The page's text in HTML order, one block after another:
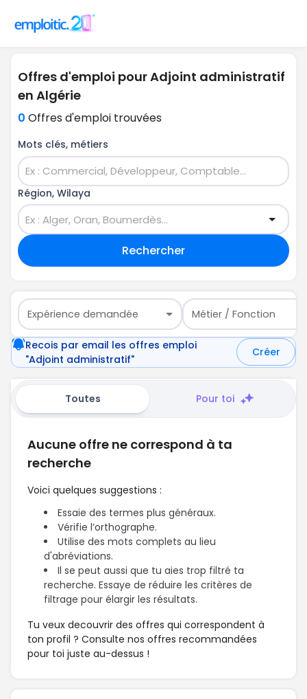
Offres d'emploi pour Adjoint administratif
en Algérie
0 Offres d'emploi trouvées
Mots clés, métiers
Région, Wilaya
Rechercher
Expérience demandée Métier / Fonction
Recois par email les offres emploi
"Adjoint administratif"
Créer
Toutes Pour toi
Aucune offre ne correspond à ta
recherche
Voici quelques suggestions :
Essaie des termes plus généraux.
Vérifie l’orthographe.
Utilise des mots complets au lieu
d'abréviations.
Il se peut aussi que tu aies trop filtré ta
recherche. Essaye de réduire les critères de
filtrage pour élargir les résultats.
Tu veux decouvrir des offres qui correspondent à
ton profil ? Consulte nos offres recommandées
pour toi juste au-dessus !